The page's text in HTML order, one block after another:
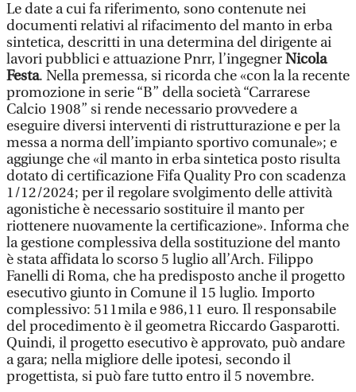
Le date a cui fa riferimento, sono contenute nei
documenti relativi al rifacimento del manto in erba
sintetica, descritti in una determina del dirigente ai
lavori pubblici e attuazione Pnrr, l’ingegnerNicola
Festa. Nella premessa, si ricorda che «con la la recente
promozione in serie “B” della società “Carrarese
Calcio 1908” si rende necessario provvedere a
eseguire diversi interventi di ristrutturazione e per la
messa a norma dell’impianto sportivo comunale»; e
aggiunge che «il manto in erba sintetica posto risulta
dotato di certificazione Fifa Quality Pro con scadenza
1/12/2024; per il regolare svolgimento delle attività
agonistiche è necessario sostituire il manto per
riottenere nuovamente la certificazione». Informa che
la gestione complessiva della sostituzione del manto
è stata affidata lo scorso 5 luglio all’Arch. Filippo
Fanelli di Roma, che ha predisposto anche il progetto
esecutivo giunto in Comune il 15 luglio. Importo
complessivo: 511mila e 986,11 euro. Il responsabile
del procedimento è il geometra Riccardo Gasparotti.
Quindi, il progetto esecutivo è approvato, può andare
a gara; nella migliore delle ipotesi, secondo il
progettista, si può fare tutto entro il 5 novembre.